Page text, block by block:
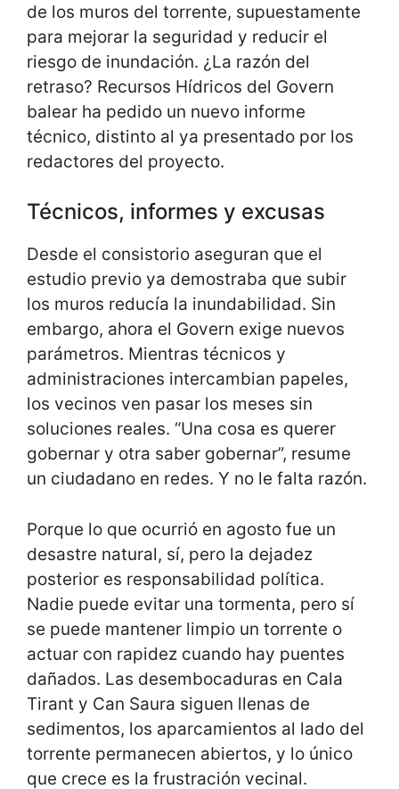
de los muros del torrente, supuestamente
para mejorar la seguridad y reducir el
riesgo de inundación. ¿La razón del
retraso? Recursos Hídricos del Govern
balear ha pedido un nuevo informe
técnico, distinto al ya presentado por los
redactores del proyecto.
Técnicos, informes y excusas
Desde el consistorio aseguran que el
estudio previo ya demostraba que subir
los muros reducía la inundabilidad. Sin
embargo, ahora el Govern exige nuevos
parámetros. Mientras técnicos y
administraciones intercambian papeles,
los vecinos ven pasar los meses sin
soluciones reales. “Una cosa es querer
gobernar y otra saber gobernar”, resume
un ciudadano en redes. Y no le falta razón.
Porque lo que ocurrió en agosto fue un
desastre natural, sí, pero la dejadez
posterior es responsabilidad política.
Nadie puede evitar una tormenta, pero sí
se puede mantener limpio un torrente o
actuar con rapidez cuando hay puentes
dañados. Las desembocaduras en Cala
Tirant y Can Saura siguen llenas de
sedimentos, los aparcamientos al lado del
torrente permanecen abiertos, y lo único
que crece es la frustración vecinal.